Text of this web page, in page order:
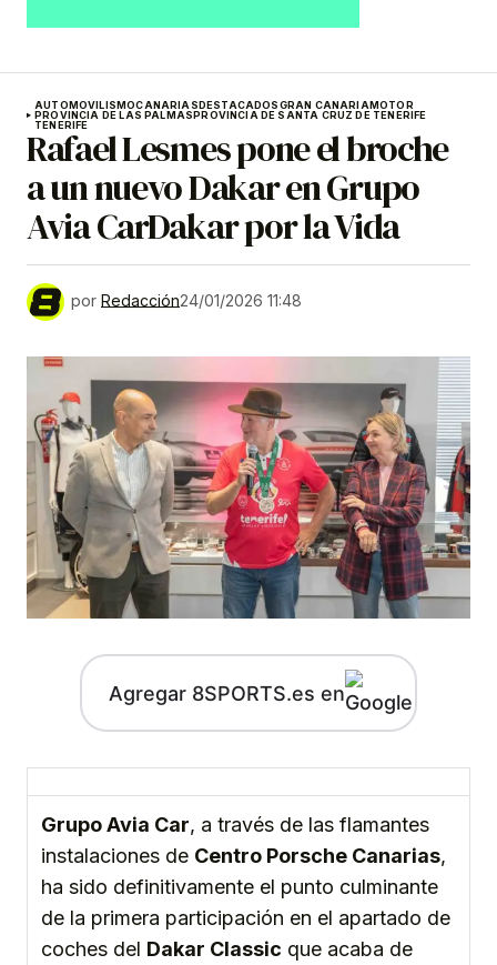
AUTOMOVILISMOCANARIASDESTACADOSGRAN CANARIAMOTOR
PROVINCIA DE LAS PALMASPROVINCIA DE SANTA CRUZ DE TENERIFE
TENERIFE
Rafael Lesmes pone el broche
a un nuevo Dakar en Grupo
Avia CarDakar por la Vida
por Redacción24/01/2026 11:48
Agregar 8SPORTS.es en
Grupo Avia Car, a través de las flamantes
instalaciones de Centro Porsche Canarias,
ha sido definitivamente el punto culminante
de la primera participación en el apartado de
coches del Dakar Classic que acaba de